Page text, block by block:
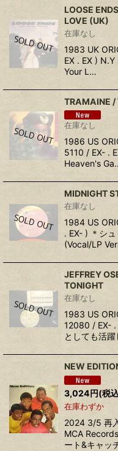
LOOSE
LOVE (UK)
在庫なし
1983 UK
EX . EX )
Your L…
TRAMAINE ‎/
在庫なし
1986 US
5110 / EX- .
Heaven's
MIDNIGHT
在庫なし
1984 US
. EX- ) ＊シ
(Vocal/LP
JEFFREY
TONIGHT
在庫なし
1983 US
12080 / EX- .
としても活
NEW
3,024円(税
在庫わずか
2024 3/5 再
MCA
ート&キャッ